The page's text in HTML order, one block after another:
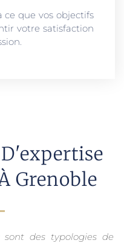
ce que vos objectifs
votre satisfaction
Grenoble
sont des typologies de